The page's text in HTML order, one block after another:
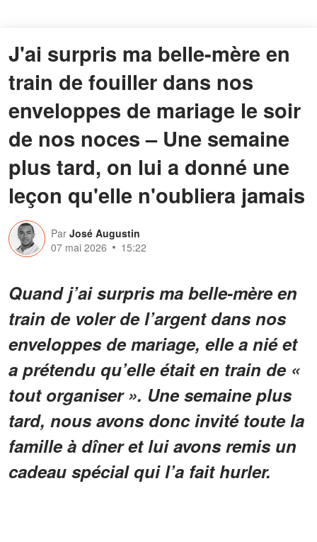
J'ai surpris ma belle-mère en
train de fouiller dans nos
enveloppes de mariage le soir
de nos noces – Une semaine
plus tard, on lui a donné une
leçon qu'elle n'oubliera jamais
Par José Augustin
07 mai 2026
15:22
Quand j’ai surpris ma belle-mère en
train de voler de l’argent dans nos
enveloppes de mariage, elle a nié et
a prétendu qu’elle était en train de «
tout organiser ». Une semaine plus
tard, nous avons donc invité toute la
famille à dîner et lui avons remis un
cadeau spécial qui l’a fait hurler.